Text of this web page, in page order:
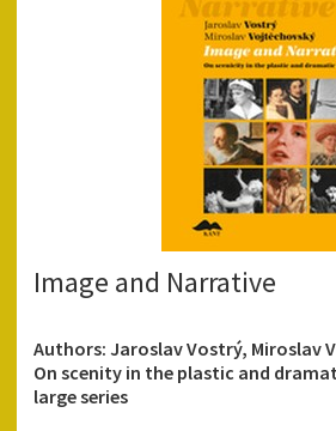
Image and Narrative
Authors: Jaroslav Vostrý, Miroslav
On scenity in the plastic and
large series